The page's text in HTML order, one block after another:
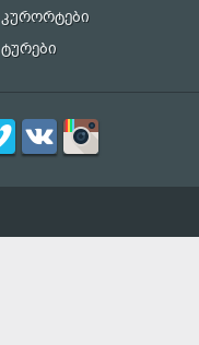
კურორტები
ტურები